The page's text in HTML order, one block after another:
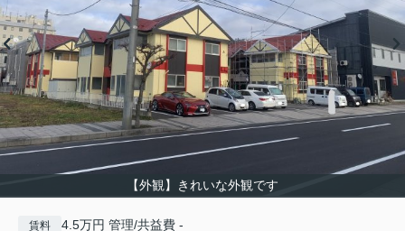
【外観】きれいな外観です
賃料 4.5万円 管理/共益費 -